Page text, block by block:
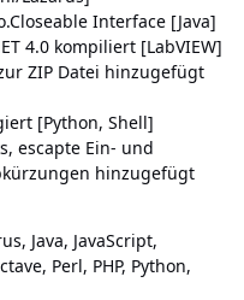
Interface [Java]
4.0 kompiliert [LabVIEW]
ZIP Datei hinzugefügt
[Python, Shell]
escapte Ein- und
hinzugefügt
, Java, JavaScript,
, Perl, PHP, Python,